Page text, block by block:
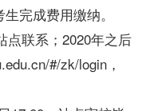
完成费用缴纳。
点联系；2020年之后
#/zk/login，